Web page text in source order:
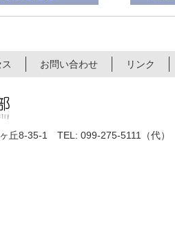
お問い合わせ リンク
丘8-35-1 TEL: 099-275-5111（代）